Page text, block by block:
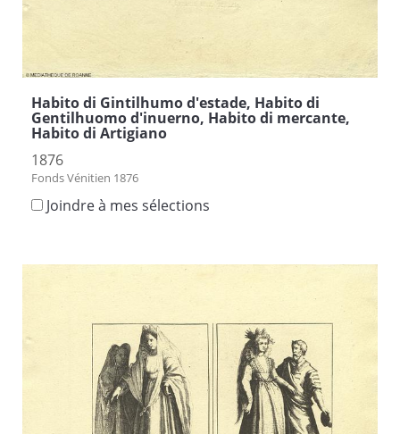
Habito di Gintilhumo d'estade, Habito di
Gentilhuomo d'inuerno, Habito di mercante,
Habito di Artigiano
1876
Fonds Vénitien 1876
Joindre à mes sélections